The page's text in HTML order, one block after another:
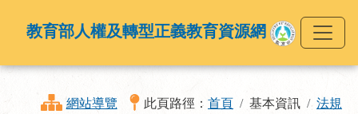
教育部人權及轉型正義教育資源網
網站導覽 此頁路徑： 首頁 基本資訊 法規